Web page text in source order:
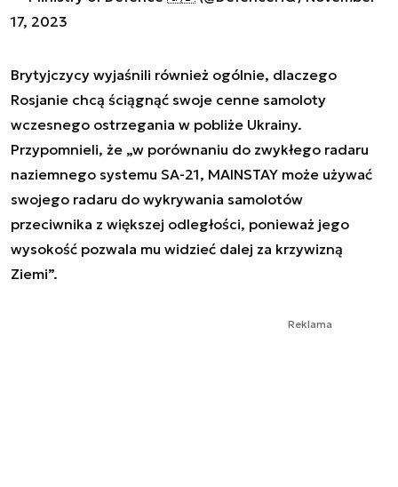
17, 2023
Brytyjczycy wyjaśnili również ogólnie, dlaczego
Rosjanie chcą ściągnąć swoje cenne samoloty
wczesnego ostrzegania w pobliże Ukrainy.
Przypomnieli, że „w porównaniu do zwykłego radaru
naziemnego systemu SA-21, MAINSTAY może używać
swojego radaru do wykrywania samolotów
przeciwnika z większej odległości, ponieważ jego
wysokość pozwala mu widzieć dalej za krzywizną
Ziemi”.
Reklama